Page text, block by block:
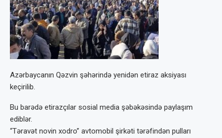
Azərbaycanın Qəzvin şəhərində yenidən etiraz aksiyası
keçirilib.
Bu barədə etirazçılar sosial media şəbəkəsində paylaşım
ediblər.
“Təravət novin xodro” avtomobil şirkəti tərəfindən pulları